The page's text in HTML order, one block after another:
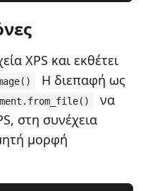
XPS και εκθέτει
Η διεπαφή ως
να
στη συνέχεια
μορφή